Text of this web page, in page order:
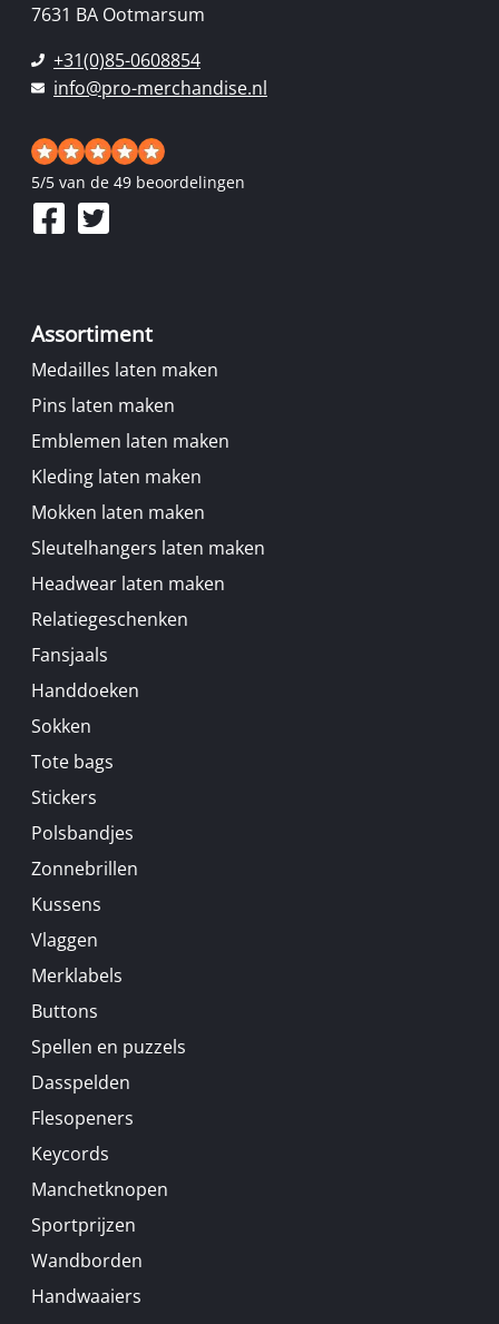
7631 BA Ootmarsum
+31(0)85-0608854
info@pro-merchandise.nl
5/5 van de 49 beoordelingen
Assortiment
Medailles laten maken
Pins laten maken
Emblemen laten maken
Kleding laten maken
Mokken laten maken
Sleutelhangers laten maken
Headwear laten maken
Relatiegeschenken
Fansjaals
Handdoeken
Sokken
Tote bags
Stickers
Polsbandjes
Zonnebrillen
Kussens
Vlaggen
Merklabels
Buttons
Spellen en puzzels
Dasspelden
Flesopeners
Keycords
Manchetknopen
Sportprijzen
Wandborden
Handwaaiers